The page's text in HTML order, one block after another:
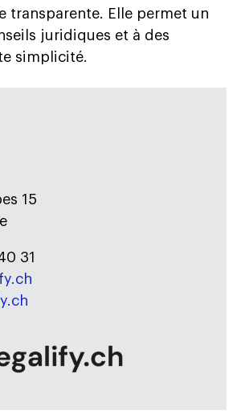
transparente. Elle permet un
juridiques et à des
simplicité.
15
31